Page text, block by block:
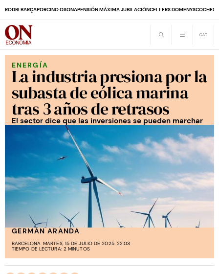
RODRI BARÇAPORCINO OSONAPENSIÓN MÁXIMA JUBILACIÓNCELLERS DOMENYSCOCHES
ENERGÍA
La industria presiona por la
subasta de eólica marina
tras 3 años de retrasos
El sector dice que las inversiones se pueden marchar
GERMÁN ARANDA
BARCELONA. MARTES, 15 DE JULIO DE 2025. 22:03
TIEMPO DE LECTURA: 2 MINUTOS